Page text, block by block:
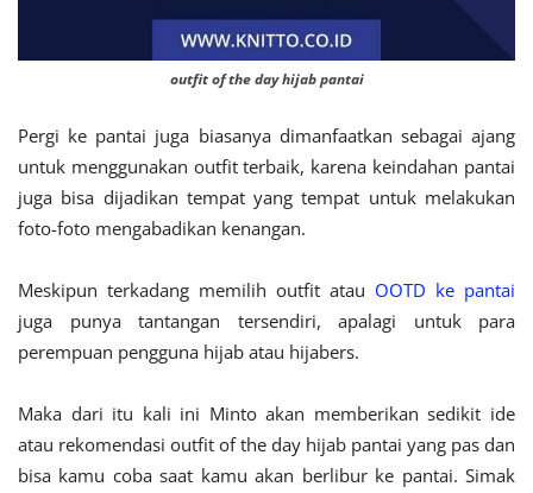
outfit of the day hijab pantai
Pergi ke pantai juga biasanya dimanfaatkan sebagai ajang
untuk menggunakan outfit terbaik, karena keindahan pantai
juga bisa dijadikan tempat yang tempat untuk melakukan
foto-foto mengabadikan kenangan.
Meskipun terkadang memilih outfit atau OOTD ke pantai
juga punya tantangan tersendiri, apalagi untuk para
perempuan pengguna hijab atau hijabers.
Maka dari itu kali ini Minto akan memberikan sedikit ide
atau rekomendasi outfit of the day hijab pantai yang pas dan
bisa kamu coba saat kamu akan berlibur ke pantai. Simak